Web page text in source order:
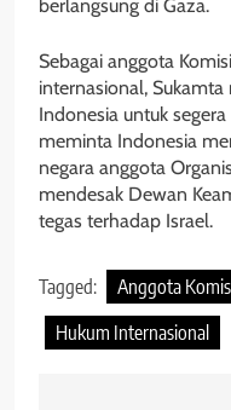
berlangsung di Gaza.
Sebagai anggota
internasional,
Indonesia untuk
meminta Indonesia
negara anggota
mendesak Dewan
tegas terhadap Israel.
Tagged: Anggota
Hukum Internasional